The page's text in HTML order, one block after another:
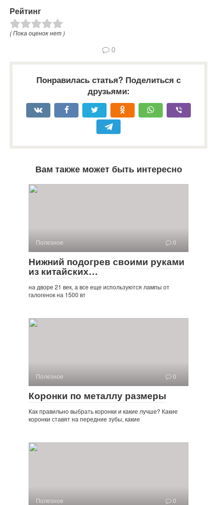
Рейтинг
( Пока оценок нет )
0
Понравилась статья? Поделиться с
друзьями:
Вам также может быть интересно
Полезное 0
Нижний подогрев своими руками
из китайских…
на дворе 21 век, а все еще используются лампы от
галогенок на 1500 вт
Полезное 0
Коронки по металлу размеры
Как правильно выбрать коронки и какие лучше? Какие
коронки ставят на передние зубы, какие
Полезное 0